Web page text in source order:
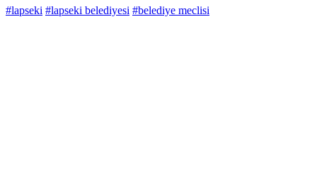
#lapseki #lapseki belediyesi #belediye meclisi